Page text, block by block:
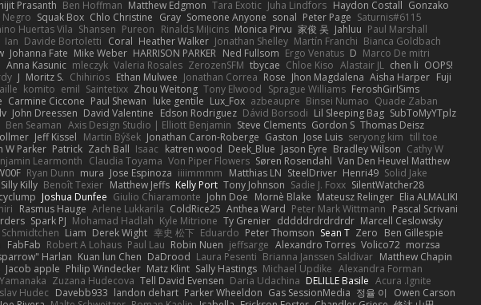
Prasanth Ben Hoffman Matthew Edgmon Tara Exotic Juha Lindfors Haydon Costall Gonzako
Negro Squak Box Chlo Christine Gray Someone Anyone sonal Peter Page Saturnis#6115
Huertas Vila Shansen Pureon Rinalds Miļicins Monica Pirvu 家俊 吴 Jahluu Paul Marshall
Ian Davide Bortoletti Coral Heather Walker Jonathan Shelley Martín Franchi Bianca Goldbach
Johanna Fate Mike Weber HARRISON PARKER Ned Fullsom Ergo Venatus D Marco De mitri
Anna Kasunic mleczyk Valeria Rosales ZerozenSFM tbycae Chloe Kiso Alastair JL chen li OOPS!
J Moritz S. Chihirios Ethan Mulwee Jonathan Correa Rose Jhon Magdalena Aisha Harper Fuji
komito emil Saintetixx Zhou Weitong Tony Elwood Sprague Williams FeroshGirlSims
Carmine Ciccone Paul Shewan luke gentile Lux_Fox azbeaupre Binsei Numao Quade Zaban
John Dreessen David Valentine Edson Rodriguez Dávid Borsodi Lil Sleeping Bag SubToMyYTplz
Ben Seaman Axis Design Studio | Elliott Benjamin Steve Clements Gordon S Thomas Deisz
Jeff Kissel Martin Býšek Jonathan Caron-Roberge Gaston Jose Luis seryong kim till toe
W Parker Patrick Zach Ball Isaac katren wood Deek_Blue Jason Eyre Bradley Wilson Cathy W
Learmonth Claudia Toyama Von Piper Flowers Søren Rosendahl Van Den Heuvel Matthew
Ryan Dunn mura Jose Espinoza iiiimmmm Matthias LN SteelDriver Henri49 Solid Jake
Silly Killy Benoît Texier Matthew Jeffs Kelly Port Tony Johnson Sadie J. Foxx SilentWatcher28
cyclump Joshua Dunfee Giulio Chiaramonte John Doe Mornè Blake Mateusz Relinger Elia ALMALIKI
Rasmus Hauge Arlene Lukkarila ColdRice25 Anthea Ward Peter Mark Wittmann Pascal Scrivani
Spark PJ Mohamad Hadlah Kyle Mitrione Ty Grenier dddddrdrdrdrdr Marcell Ceslowsky
Liam Derek Wight 幸史 松下 Eduardo Peter Thomson Sean T Zero Ben Gillespie
FabFab Robert A Lohaus Paul Lau Robin Nuen jeffsarge Alexandro Torres Volico72 morzsa
Harlan Kuan lun Chen DaDrood Laura Pesenti Brianna Janssen Saldivar Matthew Chapin
Jacob apple Philip Windecker Matz Klint Sally Hastings Michael Updike Alexandra Forman
Zuzana Hudecova Tell David Evensen Daria Udachina DELILLE Basile Acura .Ignite
Hudec Davebb933 landon dehart Parker Wheeldon Gas SessionMedia 정율 이
Owen Carson